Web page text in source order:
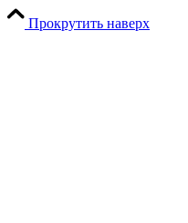
Прокрутить наверх